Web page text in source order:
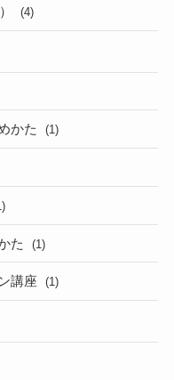
(4)
かた (1)
た (1)
講座 (1)